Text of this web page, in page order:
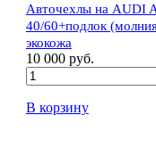
Авточехлы на AUDI
40/60+подлок
экокожа
10 000 руб.
В корзину